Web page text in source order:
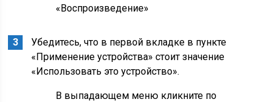
«Воспроизведение»
Убедитесь, что в первой вкладке в пункте
«Применение устройства» стоит значение
«Использовать это устройство».
В выпадающем меню кликните по